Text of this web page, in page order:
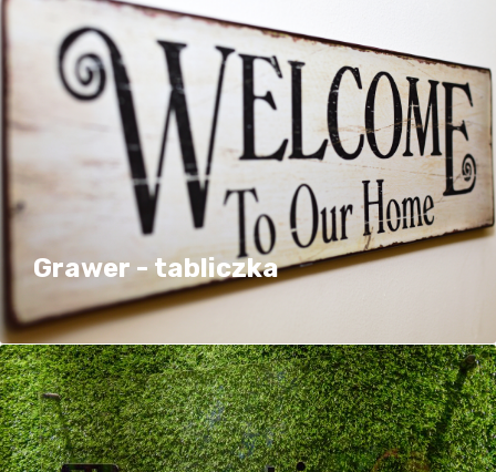
Grawer - tabliczka